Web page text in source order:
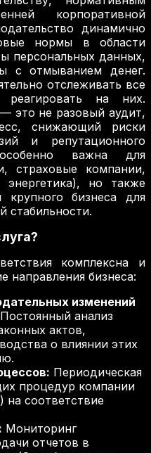
корпоративной
динамично
нормы в области
персональных данных,
с отмыванием денег.
отслеживать все
реагировать на них.
это не разовый аудит,
снижающий риски
и репутационного
важна для
страховые компании,
энергетика), но также
бизнеса для
стабильности.
комплексна и
направления бизнеса:
изменений
Постоянный анализ
актов,
о влиянии этих
Периодическая
процедур компании
на соответствие
Мониторинг
отчетов в